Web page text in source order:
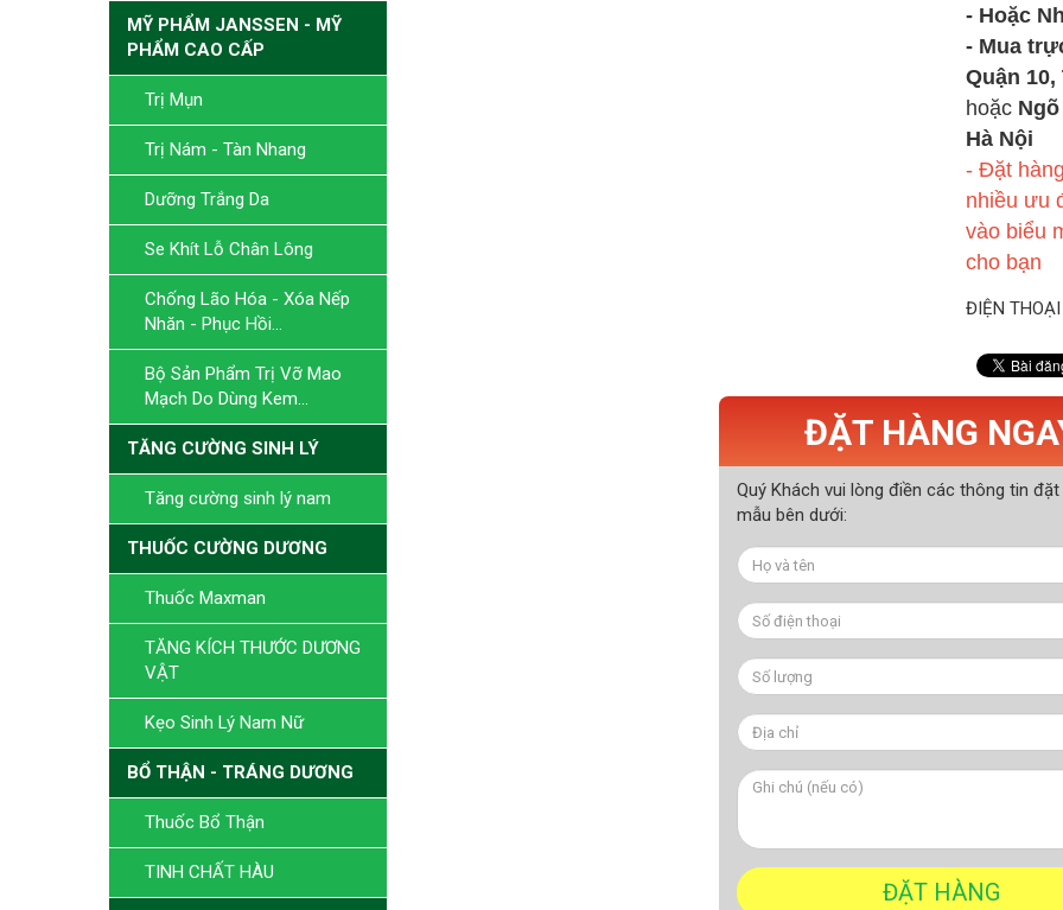
- Hoặc
- Mua
Quận 10,
hoặcNgõ
Hà Nội
- Đặt
nhiều ưu
vào biểu
cho bạn
ĐIỆN
ĐẶT HÀNG
Quý Khách vui lòng điền các thông tin
mẫu bên dưới:
MỸ PHẨM JANSSEN - MỸ
PHẨM CAO CẤP
Trị Mụn
Trị Nám - Tàn Nhang
Dưỡng Trắng Da
Se Khít Lỗ Chân Lông
Chống Lão Hóa - Xóa Nếp
Nhăn - Phục Hồi...
Bộ Sản Phẩm Trị Vỡ Mao
Mạch Do Dùng Kem...
TĂNG CƯỜNG SINH LÝ
Tăng cường sinh lý nam
THUỐC CƯỜNG DƯƠNG
Thuốc Maxman
TĂNG KÍCH THƯỚC DƯƠNG
VẬT
Kẹo Sinh Lý Nam Nữ
BỔ THẬN - TRÁNG DƯƠNG
Thuốc Bổ Thận
TINH CHẤT HÀU